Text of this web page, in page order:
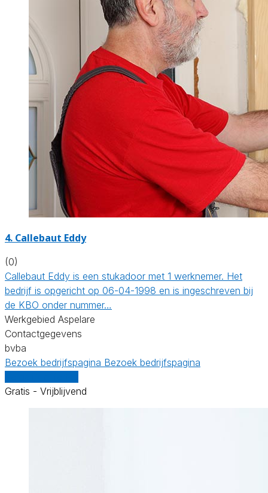
4. Callebaut Eddy
(0)
Callebaut Eddy is een stukadoor met 1 werknemer. Het
bedrijf is opgericht op 06-04-1998 en is ingeschreven bij
de KBO onder nummer…
Werkgebied Aspelare
Contactgegevens
bvba
Bezoek bedrijfspagina Bezoek bedrijfspagina
Gratis - Vrijblijvend